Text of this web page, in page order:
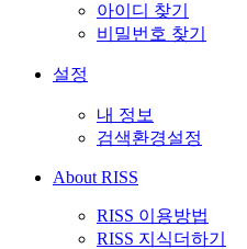
아이디 찾기
비밀번호 찾기
설정
내 정보
검색환경설정
About RISS
RISS 이용방법
RISS 지식더하기